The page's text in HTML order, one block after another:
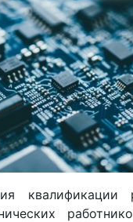
квалификации